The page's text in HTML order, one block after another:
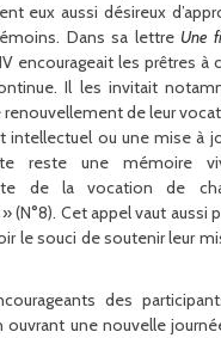
eux aussi désireux
Dans sa lettre Une
encourageait les prêtres à
Il les invitait
de leur
intellectuel ou une mise à
reste une mémoire
de la vocation de
(N°8). Cet appel vaut aussi
le souci de soutenir leur
des
ouvrant une nouvelle